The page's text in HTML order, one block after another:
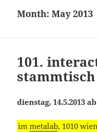
Month:May 2013
101.
stammtisch
dienstag, 14.5.2013
immetalab, 1010